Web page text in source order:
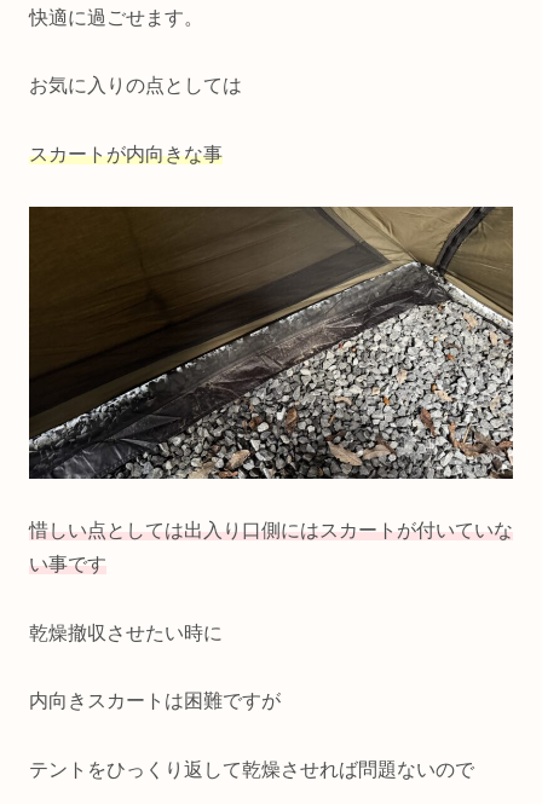
快適に過ごせます。
お気に入りの点としては
スカートが内向きな事
惜しい点としては出入り口側にはスカートが付いていな
い事です
乾燥撤収させたい時に
内向きスカートは困難ですが
テントをひっくり返して乾燥させれば問題ないので